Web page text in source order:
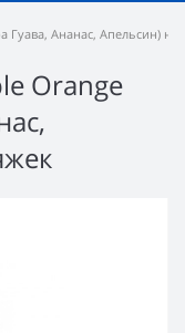
Гуава, Ананас, Апельсин) на
Orange